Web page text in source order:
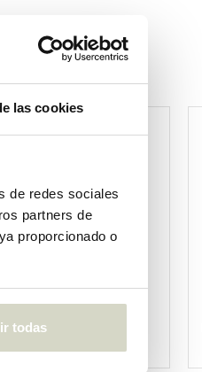
las cookies
de redes sociales
partners de
proporcionado o
todas
Nicolas Vahé